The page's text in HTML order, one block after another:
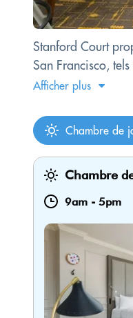
Stanford Court
San Francisco,
Afficher plus
Chambre de
Chambre
9am - 5pm